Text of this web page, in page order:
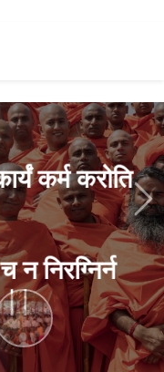
कर्म करोति
निरग्निर्न
||